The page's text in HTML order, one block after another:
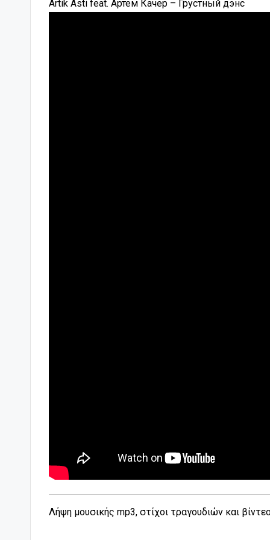
Artik Asti feat. Артем Качер – Грустный дэнс
Λήψη μουσικής mp3, στίχοι τραγουδιών και